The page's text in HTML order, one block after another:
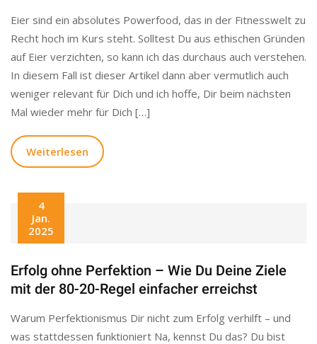
Eier sind ein absolutes Powerfood, das in der Fitnesswelt zu
Recht hoch im Kurs steht. Solltest Du aus ethischen Gründen
auf Eier verzichten, so kann ich das durchaus auch verstehen.
In diesem Fall ist dieser Artikel dann aber vermutlich auch
weniger relevant für Dich und ich hoffe, Dir beim nächsten
Mal wieder mehr für Dich […]
Weiterlesen
4
Jan.
2025
Erfolg ohne Perfektion – Wie Du Deine Ziele
mit der 80-20-Regel einfacher erreichst
Warum Perfektionismus Dir nicht zum Erfolg verhilft – und
was stattdessen funktioniert Na, kennst Du das? Du bist